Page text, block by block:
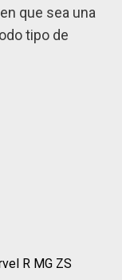
que sea una
tipo de
R MG ZS